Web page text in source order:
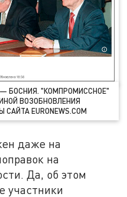
БОСНИЯ. "КОМПРОМИССНОЕ"
ВОЗОБНОВЛЕНИЯ
EURONEWS.COM
даже на
на
Да, об этом
участники